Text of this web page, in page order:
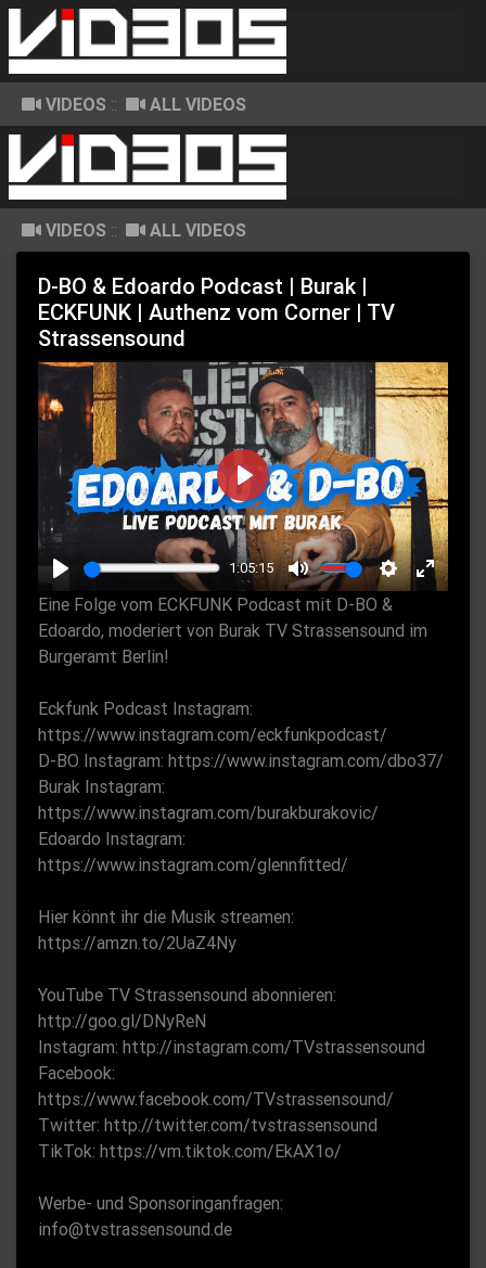
VIDEOS :: ALL VIDEOS
VIDEOS :: ALL VIDEOS
D-BO & Edoardo Podcast | Burak |
ECKFUNK | Authenz vom Corner | TV
Strassensound
P
a
1:05:15
M
u
S
g
u
P
l
a
y
Eine Folge vom ECKFUNK Podcast mit D-BO &
Edoardo, moderiert von Burak TV Strassensound im
Burgeramt Berlin!
Eckfunk Podcast Instagram:
https://www.instagram.com/eckfunkpodcast/
D-BO Instagram: https://www.instagram.com/dbo37/
Burak Instagram:
https://www.instagram.com/burakburakovic/
Edoardo Instagram:
https://www.instagram.com/glennfitted/
Hier könnt ihr die Musik streamen:
https://amzn.to/2UaZ4Ny
YouTube TV Strassensound abonnieren:
http://goo.gl/DNyReN
Instagram: http://instagram.com/TVstrassensound
Facebook:
https://www.facebook.com/TVstrassensound/
Twitter: http://twitter.com/tvstrassensound
TikTok: https://vm.tiktok.com/EkAX1o/
Werbe- und Sponsoringanfragen:
info@tvstrassensound.de